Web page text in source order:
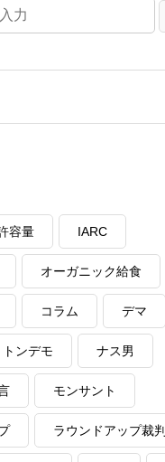
容量 IARC
オーガニック給食
コラム デマ
トンデモ ナス男
モンサント
ラウンドアップ裁判